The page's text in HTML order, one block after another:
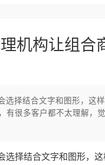
机构让组合
选择结合文字和图形，这
有很多客户都不太理解，
选择结合文字和图形，这